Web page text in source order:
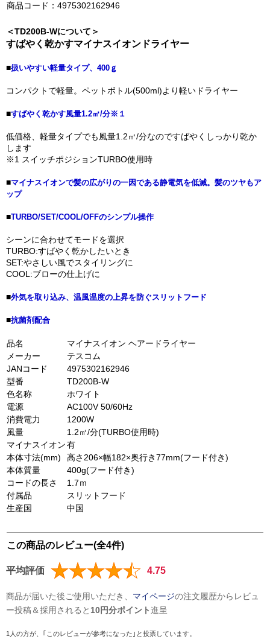
商品コード：4975302162946
＜TD200B-Wについて＞
すばやく乾かすマイナスイオンドライヤー
■扱いやすい軽量タイプ、400ｇ
コンパクトで軽量。ペットボトル(500ml)より軽いドライヤー
■すばやく乾かす風量1.2㎥/分※１
低価格、軽量タイプでも風量1.2㎥/分なのですばやくしっかり乾か
します
※1 スイッチポジションTURBO使用時
■マイナスイオンで髪の広がりの一因である静電気を低減。髪のツヤもア
ップ
■TURBO/SET/COOL/OFFのシンプル操作
シーンに合わせてモードを選択
TURBO:すばやく乾かしたいとき
SET:やさしい風でスタイリングに
COOL:ブローの仕上げに
■外気を取り込み、温風温度の上昇を防ぐスリットフード
■抗菌剤配合
品名
マイナスイオン ヘアードライヤー
メーカー
テスコム
JANコード
4975302162946
型番
TD200B-W
色名称
ホワイト
電源
AC100V 50/60Hz
消費電力
1200W
風量
1.2㎥/分(TURBO使用時)
マイナスイオン有
本体寸法(mm)
高さ206×幅182×奥行き77mm(フード付き)
本体質量
400g(フード付き)
コードの長さ
1.7ｍ
付属品
スリットフード
生産国
中国
この商品のレビュー(全4件)
平均評価 4.75
商品が届いた後ご使用いただき、 マイページの注文履歴からレビュ
ー投稿＆採用されると 10円分ポイント進呈
1人の方が、｢このレビューが参考になった｣と投票しています。